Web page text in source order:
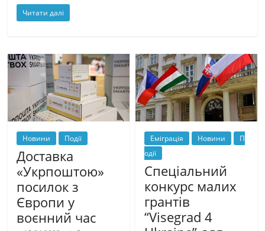
Читати далі
Новини Події
Доставка
«Укрпоштою»
посилок з
Європи у
воєнний час
Еміграція Новини
П
одії
Спеціальний
конкурс малих
грантів
“Visegrad 4